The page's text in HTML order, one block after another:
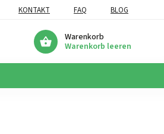
KONTAKT FAQ BLOG
Warenkorb
Warenkorb leeren